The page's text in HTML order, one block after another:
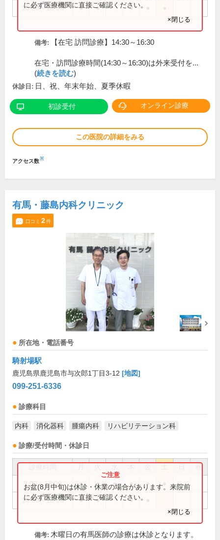
16:30～18:00 ● ● ●
に必ず医療機関に直接ご確認ください。
×閉じる
備考: 【在宅 訪問診療】14:30～16:30
在宅・訪問診療時間(14:30～16:30)は外来受付を...
(続きを読む)
休診日: 日、祝、年末年始、夏季休暇
初診受付 オンライン診療
この医院の詳細をみる
アクセス数※
有馬・藤島内科クリニック
口コミ 2件
所在地・電話番号
騎射場駅
鹿児島県鹿児島市与次郎1丁目3-12 [地図]
099-251-6336
診療科目
内科 消化器科 腫瘍内科 リハビリテーション科
診療/受付時間・休診日
祝
9:00～13:00 ● ● ● ● ●
14:00～18:00 ● ● ●
お盆(8月中旬)は休診・休業の場合があります。来院前
に必ず医療機関に直接ご確認ください。
×閉じる
備考: 木曜日の有馬医師の診療は休診となります。